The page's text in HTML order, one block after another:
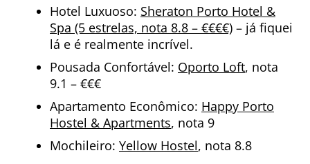
Hotel Luxuoso: Sheraton Porto Hotel &
Spa (5 estrelas, nota 8.8 – €€€€) – já fiquei
lá e é realmente incrível.
Pousada Confortável: Oporto Loft, nota
9.1 – €€€
Apartamento Econômico: Happy Porto
Hostel & Apartments, nota 9
Mochileiro: Yellow Hostel, nota 8.8